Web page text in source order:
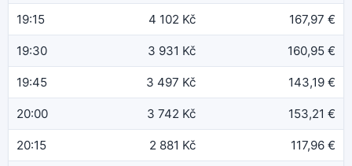
19:15 4 102 Kč 167,97 €
19:30 3 931 Kč 160,95 €
19:45 3 497 Kč 143,19 €
20:00 3 742 Kč 153,21 €
20:15 2 881 Kč 117,96 €